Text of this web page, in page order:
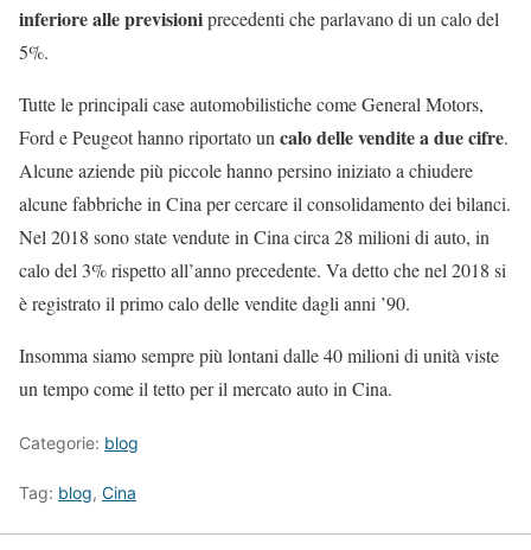
inferiore alle previsioniprecedenti che parlavano di un calo del
5%.
Tutte le principali case automobilistiche come General Motors,
Ford e Peugeot hanno riportato un calo delle vendite a due cifre.
Alcune aziende più piccole hanno persino iniziato a chiudere
alcune fabbriche in Cina per cercare il consolidamento dei bilanci.
Nel 2018 sono state vendute in Cina circa 28 milioni di auto, in
calo del 3% rispetto all’anno precedente. Va detto che nel 2018 si
è registrato il primo calo delle vendite dagli anni ’90.
Insomma siamo sempre più lontani dalle 40 milioni di unità viste
un tempo come il tetto per il mercato auto in Cina.
Categorie: blog
Tag: blog, Cina